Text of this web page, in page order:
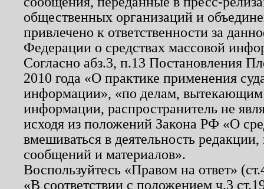
общественных организаций и
привлечено к ответственности за
Федерации о средствах массовой
Согласно абз.3, п.13 Постановления
2010 года «О практике применения
информации», «по делам, вытекающим
информации, распространитель не
исходя из положений Закона РФ «О
вмешиваться в деятельность
сообщений и материалов».
Воспользуйтесь «Правом на ответ»
«В соответствии с положением ч.3